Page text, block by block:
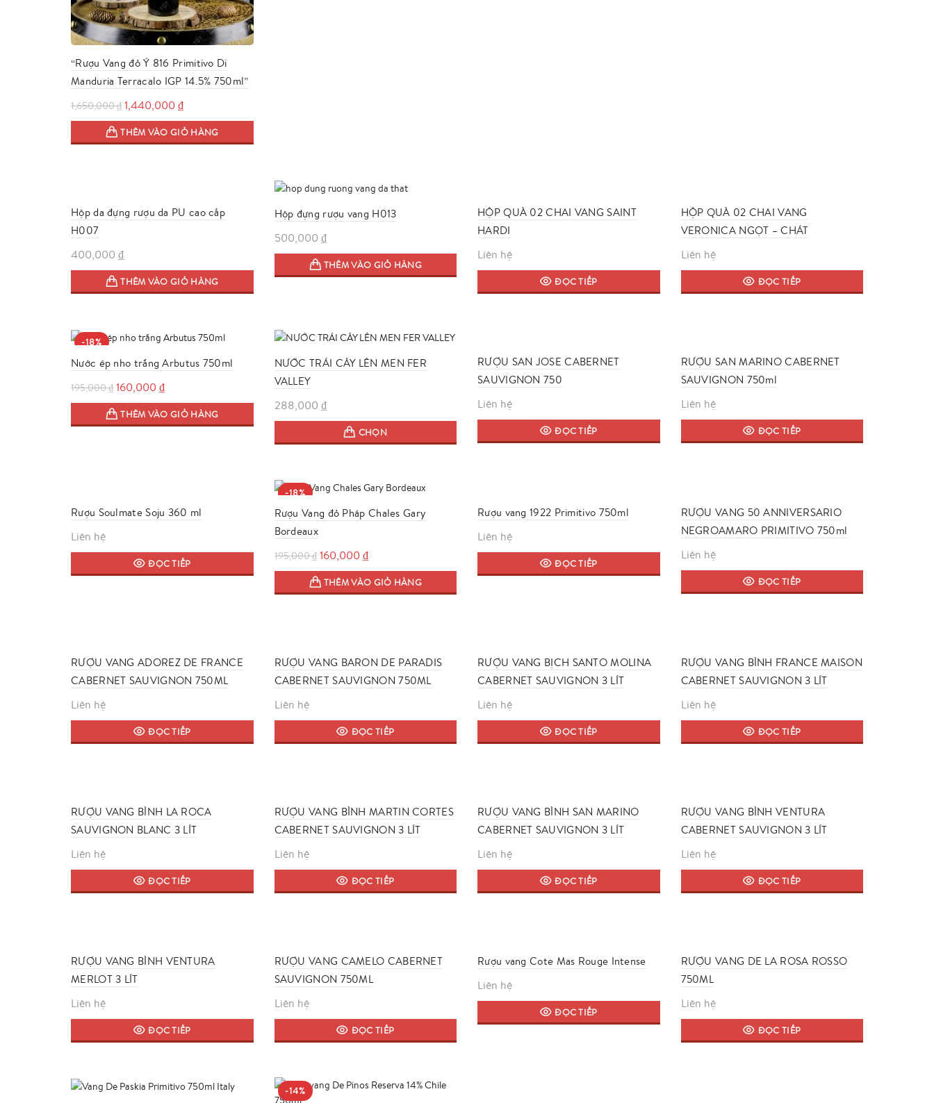
“Rượu Vang đỏ Ý 816 Primitivo Di
Manduria Terracalo IGP 14.5% 750ml”
1,650,000₫ Giá
gốc
là:
1,440,000₫Giá
hiện
tại
THÊM VÀO GIỎ HÀNG
Hộp da đựng rượu da PU cao cấp
H007
400,000 ₫
THÊM VÀO GIỎ HÀNG
Hộp đựng rượu vang H013
500,000 ₫
THÊM VÀO GIỎ HÀNG
HỘP QUÀ 02 CHAI VANG SAINT
HARDI
Liên hệ
ĐỌC TIẾP
HỘP QUÀ 02 CHAI VANG
VERONICA NGỌT – CHÁT
Liên hệ
ĐỌC TIẾP
-18%
Nước ép nho trắng Arbutus 750ml
195,000₫ Giá
gốc
là:
160,000₫Giá
hiện
tại
THÊM VÀO GIỎ HÀNG
NƯỚC TRÁI CÂY LÊN MEN FER
VALLEY
288,000 ₫
CHỌN
phẩm
thể
trang
phẩm
RƯỢU SAN JOSE CABERNET
SAUVIGNON 750
Liên hệ
ĐỌC TIẾP
RƯỢU SAN MARINO CABERNET
SAUVIGNON 750ml
Liên hệ
ĐỌC TIẾP
Rượu Soulmate Soju 360 ml
Liên hệ
ĐỌC TIẾP
-18%
Rượu Vang đỏ Pháp Chales Gary
Bordeaux
195,000₫ Giá
gốc
là:
160,000₫Giá
hiện
tại
THÊM VÀO GIỎ HÀNG
Rượu vang 1922 Primitivo 750ml
Liên hệ
ĐỌC TIẾP
RƯỢU VANG 50 ANNIVERSARIO
NEGROAMARO PRIMITIVO 750ml
Liên hệ
ĐỌC TIẾP
RƯỢU VANG ADOREZ DE FRANCE
CABERNET SAUVIGNON 750ML
Liên hệ
ĐỌC TIẾP
RƯỢU VANG BARON DE PARADIS
CABERNET SAUVIGNON 750ML
Liên hệ
ĐỌC TIẾP
RƯỢU VANG BỊCH SANTO MOLINA
CABERNET SAUVIGNON 3 LÍT
Liên hệ
ĐỌC TIẾP
RƯỢU VANG BÌNH FRANCE MAISON
CABERNET SAUVIGNON 3 LÍT
Liên hệ
ĐỌC TIẾP
RƯỢU VANG BÌNH LA ROCA
SAUVIGNON BLANC 3 LÍT
Liên hệ
ĐỌC TIẾP
RƯỢU VANG BÌNH MARTIN CORTES
CABERNET SAUVIGNON 3 LÍT
Liên hệ
ĐỌC TIẾP
RƯỢU VANG BÌNH SAN MARINO
CABERNET SAUVIGNON 3 LÍT
Liên hệ
ĐỌC TIẾP
RƯỢU VANG BÌNH VENTURA
CABERNET SAUVIGNON 3 LÍT
Liên hệ
ĐỌC TIẾP
RƯỢU VANG BÌNH VENTURA
MERLOT 3 LÍT
Liên hệ
ĐỌC TIẾP
RƯỢU VANG CAMELO CABERNET
SAUVIGNON 750ML
Liên hệ
ĐỌC TIẾP
Rượu vang Cote Mas Rouge Intense
Liên hệ
ĐỌC TIẾP
RƯỢU VANG DE LA ROSA ROSSO
750ML
Liên hệ
ĐỌC TIẾP
-14%